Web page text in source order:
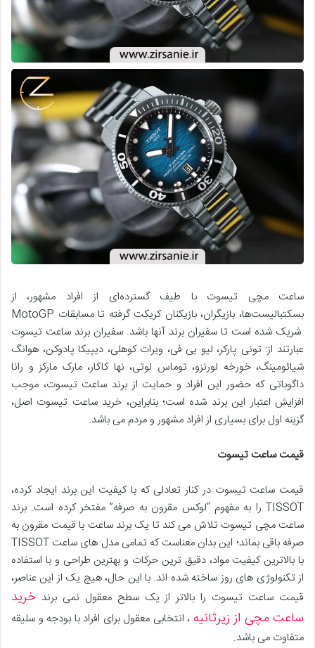
ساعت مچی تیسوت با طیف گسترده‌ای از افراد مشهور، از
بسکتبالیست‌ها، بازیگران، بازیکنان کریکت گرفته تا مسابقات MotoGP
شریک شده است تا سفیران برند آنها باشد. سفیران برند ساعت تیسوت
عبارتند از: تونی پارکر، لیو یی فی، ویرات کوهلی، دیپیکا پادوکن، هوانگ
شیائومینگ، خورخه لورنزو، توماس لوتی، نها کاکار، مارک مارکز و رانا
داگوباتی که حضور این افراد و حمایت از برند ساعت تیسوت، موجب
افزایش اعتبار این برند شده است؛ بنابراین، خرید ساعت تیسوت اصل،
گزینه اول برای بسیاری از افراد مشهور و مردم می باشد.
قیمت ساعت تیسوت
قیمت ساعت تیسوت در کنار تعادلی که با کیفیت این برند ایجاد کرده،
TISSOT را به مفهوم “لوکس مقرون به صرفه” مفتخر کرده است. برند
ساعت مچی تیسوت تلاش می کند تا یک برند ساعت با قیمت مقرون به
صرفه باقی بماند؛ این بدان معناست که تمامی مدل های ساعت TISSOT
با بالاترین کیفیت مواد، دقیق ترین حرکات و بهترین طراحی و با استفاده
از تکنولوژی های روز ساخته شده اند. با این حال، هیچ یک از این عناصر،
قیمت ساعت تیسوت را بالاتر از یک سطح معقول نمی برند خرید
ساعت مچی از زیرثانیه ، انتخابی معقول برای افراد با بودجه و سلیقه
متفاوت می باشد.